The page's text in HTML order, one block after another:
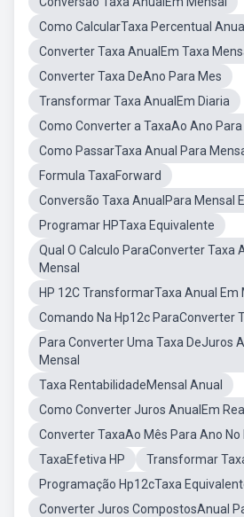
Como CalcularTaxa Percentual Anual
Converter Taxa AnualEm Taxa
Converter Taxa DeAno Para Mes
Transformar Taxa AnualEm Diaria
Como Converter a TaxaAo Ano Para
Como PassarTaxa Anual Para
Formula TaxaForward
Conversão Taxa AnualPara Mensal
Programar HPTaxa Equivalente
Qual O Calculo ParaConverter Taxa
Mensal
HP 12C TransformarTaxa Anual Em
Comando Na Hp12c ParaConverter
Para Converter Uma Taxa DeJuros
Mensal
Taxa RentabilidadeMensal Anual
Como Converter Juros AnualEm Real
Converter TaxaAo Mês Para Ano No
TaxaEfetiva HP
Transformar
Programação Hp12cTaxa
Converter Juros CompostosAnual